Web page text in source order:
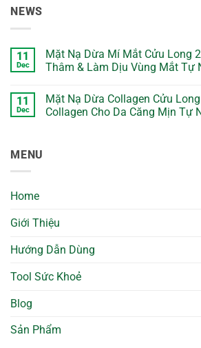
NEWS
11
Dec
Mặt Nạ Dừa Mí Mắt Cửu Long
Thâm & Làm Dịu Vùng Mắt Tự
on
Mặt
Nạ
Làm
Vùng
Mắt
11
Dec
Mặt Nạ Dừa Collagen Cửu
Collagen Cho Da Căng Mịn Tự
Bổ
Collagen
Cho
Mịn
MENU
Home
Giới Thiệu
Hướng Dẫn Dùng
Tool Sức Khoẻ
Blog
Sản Phẩm